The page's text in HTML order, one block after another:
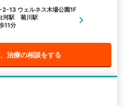
13 ウェルネス木場公園1F
河駅 菊川駅
11分
治療の相談をする